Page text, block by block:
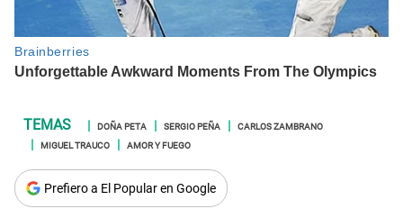
DOÑA PETA SERGIO PEÑA
CARLOS ZAMBRANO
MIGUEL TRAUCO
AMOR Y FUEGO
Prefiero a El Popular en Google